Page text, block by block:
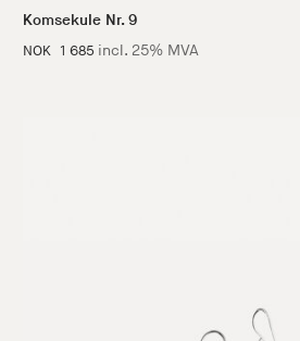
Komsekule Nr. 9
NOK 1 685 incl. 25% MVA